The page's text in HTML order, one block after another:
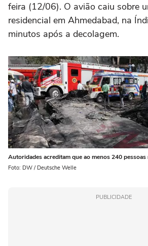
feira (12/06). O avião caiu sobre
residencial em Ahmedabad, na
minutos após a decolagem.
Autoridades acreditam que ao menos 240
Foto: DW / Deutsche Welle
PUBLICIDADE